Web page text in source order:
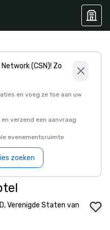
(CSN)! Zo
en voeg ze toe aan uw
verzend een aanvraag
evenementsruimte
zoeken
Verenigde Staten van